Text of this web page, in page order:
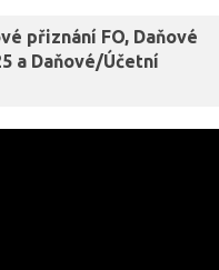
přiznání FO, Daňové
a Daňové/Účetní